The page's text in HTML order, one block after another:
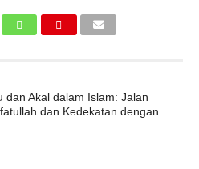
dan Akal dalam Islam: Jalan
dan Kedekatan dengan